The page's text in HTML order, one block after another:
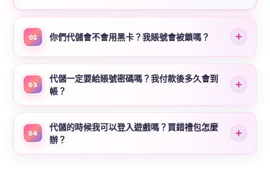
02 你們代儲會不會用黑卡？我賬號會被鎖嗎？
03
代儲一定要給賬號密碼嗎？我付款後多久會到
帳？
04
代儲的時候我可以登入遊戲嗎？買錯禮包怎麼
辦？